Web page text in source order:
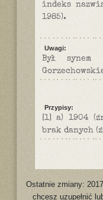
indeks
1985).
Uwagi:
Był synem
Przypisy:
[1] a) 1904
brak danych
Ostatnie zmiany:
chcesz uzupełnić